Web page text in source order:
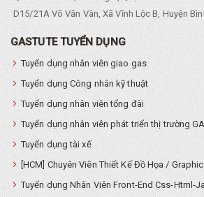
D15/21A Võ Văn Vân, Xã Vĩnh Lộc B, Huyện
GASTUTE TUYỂN DỤNG
Tuyển dụng nhân viên giao gas
Tuyển dụng Công nhân kỹ thuật
Tuyển dụng nhân viên tổng đài
Tuyển dụng nhân viên phát triển thị trường
Tuyển dụng tài xế
[HCM] Chuyên Viên Thiết Kế Đồ Họa /
Tuyển dụng Nhân Viên Front-End Css-Html-